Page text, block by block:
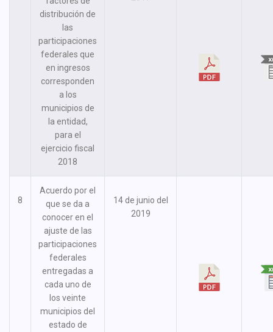
distribución de
las
participaciones
federales que
en ingresos
corresponden
a los
municipios de
la entidad,
para el
ejercicio fiscal
2018
8
Acuerdo por el
que se da a
conocer en el
ajuste de las
participaciones
federales
entregadas a
cada uno de
los veinte
municipios del
estado de
14 de junio del
2019